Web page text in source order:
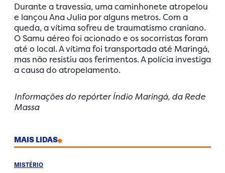
Durante a travessia, uma caminhonete atropelou
e lançou Ana Julia por alguns metros. Com a
queda, a vítima sofreu de traumatismo craniano.
O Samu aéreo foi acionado e os socorristas foram
até o local. A vítima foi transportada até Maringá,
mas não resistiu aos ferimentos. A polícia investiga
a causa do atropelamento.
Informações do repórter Índio Maringá, da Rede
Massa
MAIS LIDAS
MISTÉRIO